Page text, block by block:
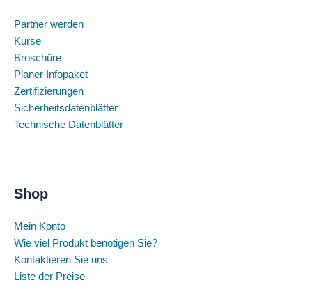
Partner werden
Kurse
Broschüre
Planer Infopaket
Zertifizierungen
Sicherheitsdatenblätter
Technische Datenblätter
Shop
Mein Konto
Wie viel Produkt benötigen Sie?
Kontaktieren Sie uns
Liste der Preise